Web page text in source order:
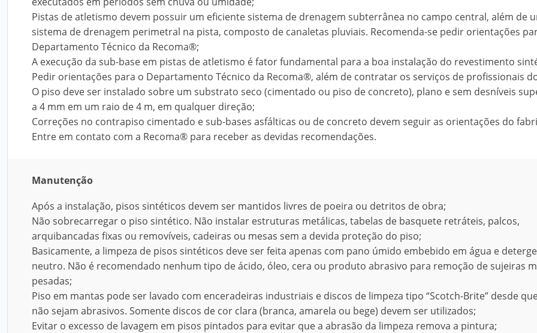
Pistas de atletismo devem possuir um eficiente sistema de drenagem subterrânea no campo central, além de
sistema de drenagem perimetral na pista, composto de canaletas pluviais. Recomenda-se pedir orientações
Departamento Técnico da Recoma®;
A execução da sub-base em pistas de atletismo é fator fundamental para a boa instalação do revestimento
Pedir orientações para o Departamento Técnico da Recoma®, além de contratar os serviços de profissionais
O piso deve ser instalado sobre um substrato seco (cimentado ou piso de concreto), plano e sem desníveis
a 4 mm em um raio de 4 m, em qualquer direção;
Correções no contrapiso cimentado e sub-bases asfálticas ou de concreto devem seguir as orientações do
Entre em contato com a Recoma® para receber as devidas recomendações.
Manutenção
Após a instalação, pisos sintéticos devem ser mantidos livres de poeira ou detritos de obra;
Não sobrecarregar o piso sintético. Não instalar estruturas metálicas, tabelas de basquete retráteis, palcos,
arquibancadas fixas ou removíveis, cadeiras ou mesas sem a devida proteção do piso;
Basicamente, a limpeza de pisos sintéticos deve ser feita apenas com pano úmido embebido em água e
neutro. Não é recomendado nenhum tipo de ácido, óleo, cera ou produto abrasivo para remoção de sujeiras
pesadas;
Piso em mantas pode ser lavado com enceradeiras industriais e discos de limpeza tipo “Scotch-Brite” desde
não sejam abrasivos. Somente discos de cor clara (branca, amarela ou bege) devem ser utilizados;
Evitar o excesso de lavagem em pisos pintados para evitar que a abrasão da limpeza remova a pintura;